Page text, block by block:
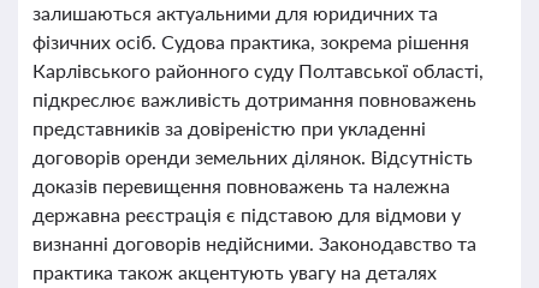
залишаються актуальними для юридичних та
фізичних осіб. Судова практика, зокрема рішення
Карлівського районного суду Полтавської області,
підкреслює важливість дотримання повноважень
представників за довіреністю при укладенні
договорів оренди земельних ділянок. Відсутність
доказів перевищення повноважень та належна
державна реєстрація є підставою для відмови у
визнанні договорів недійсними. Законодавство та
практика також акцентують увагу на деталях